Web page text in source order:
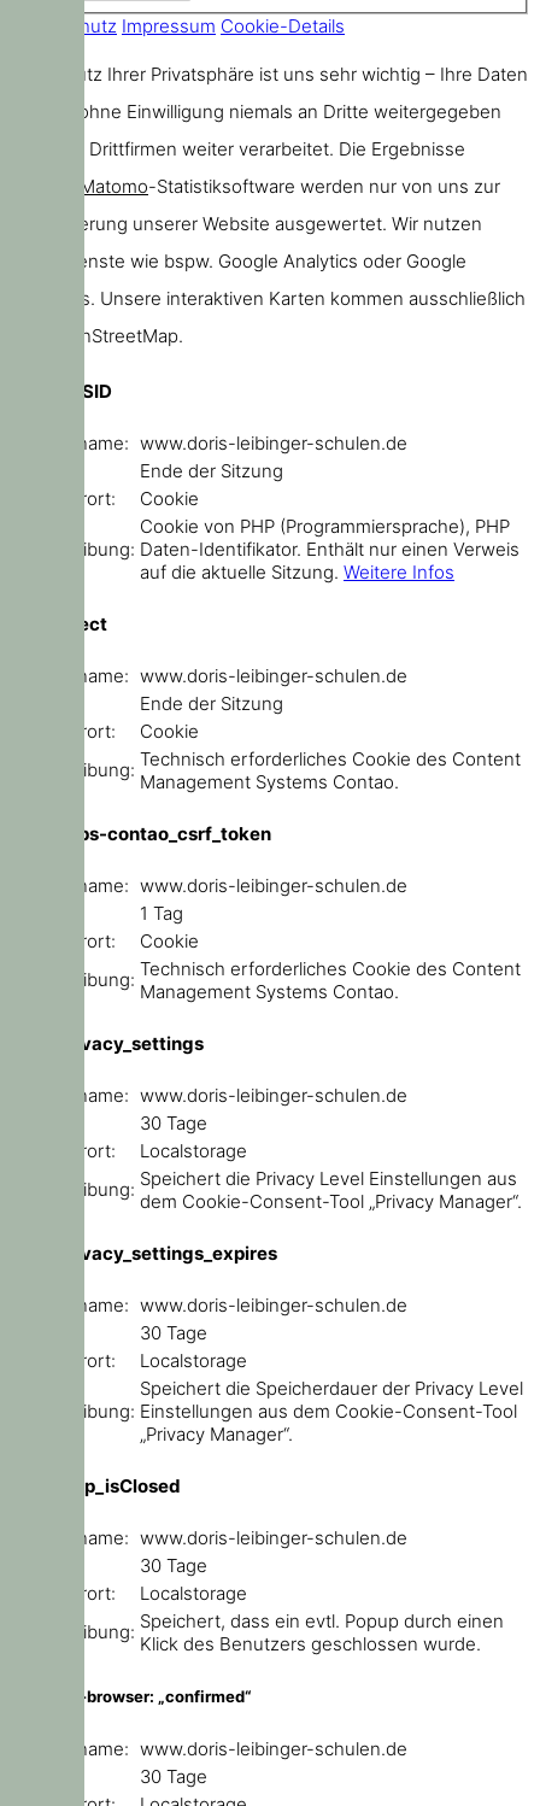
Datenschutz Impressum Cookie-Details
Der Schutz Ihrer Privatsphäre ist uns sehr wichtig – Ihre Daten
werden ohne Einwilligung niemals an Dritte weitergegeben
oder von Drittfirmen weiter verarbeitet. Die Ergebnisse
Matomo-Statistiksoftware werden nur von uns zur
Verbesserung unserer Website ausgewertet. Wir nutzen
keine Dienste wie bspw. Google Analytics oder Google
Webfonts. Unsere interaktiven Karten kommen ausschließlich
von OpenStreetMap.
PHPSESSID
Domainname: www.doris-leibinger-schulen.de
Ende der Sitzung
Speicherort:
Cookie
Beschreibung:
Cookie von PHP (Programmiersprache), PHP
Daten-Identifikator. Enthält nur einen Verweis
auf die aktuelle Sitzung. Weitere Infos
sf_redirect
Domainname: www.doris-leibinger-schulen.de
Ende der Sitzung
Speicherort:
Cookie
Beschreibung: Technisch erforderliches Cookie des Content
Management Systems Contao.
csrf_https-contao_csrf_token
Domainname: www.doris-leibinger-schulen.de
1 Tag
Speicherort:
Cookie
Beschreibung: Technisch erforderliches Cookie des Content
Management Systems Contao.
user_privacy_settings
Domainname: www.doris-leibinger-schulen.de
30 Tage
Speicherort:
Localstorage
Beschreibung: Speichert die Privacy Level Einstellungen aus
dem Cookie-Consent-Tool „Privacy Manager“.
user_privacy_settings_expires
Domainname: www.doris-leibinger-schulen.de
30 Tage
Speicherort:
Localstorage
Beschreibung:
Speichert die Speicherdauer der Privacy Level
Einstellungen aus dem Cookie-Consent-Tool
„Privacy Manager“.
ce_popup_isClosed
Domainname: www.doris-leibinger-schulen.de
30 Tage
Speicherort:
Localstorage
Beschreibung: Speichert, dass ein evtl. Popup durch einen
Klick des Benutzers geschlossen wurde.
outdated-browser: „confirmed“
Domainname: www.doris-leibinger-schulen.de
30 Tage